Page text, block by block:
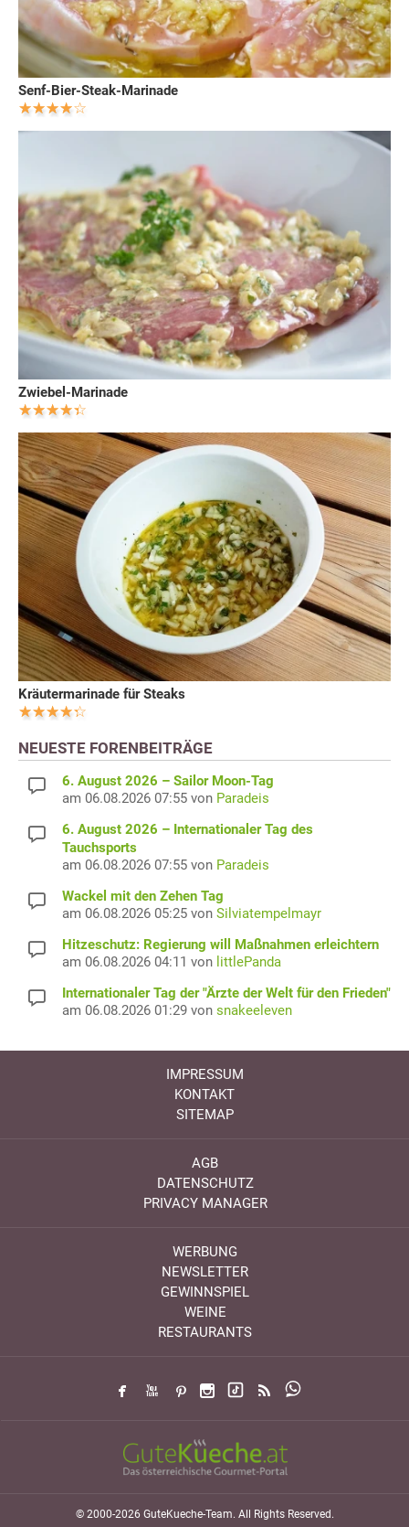
Senf-Bier-Steak-Marinade
Zwiebel-Marinade
Kräutermarinade für Steaks
NEUESTE FORENBEITRÄGE
6. August 2026 – Sailor Moon-Tag
am 06.08.2026 07:55 von Paradeis
6. August 2026 – Internationaler Tag des
Tauchsports
am 06.08.2026 07:55 von Paradeis
Wackel mit den Zehen Tag
am 06.08.2026 05:25 von Silviatempelmayr
Hitzeschutz: Regierung will Maßnahmen erleichtern
am 06.08.2026 04:11 von littlePanda
Internationaler Tag der "Ärzte der Welt für den Frieden"
am 06.08.2026 01:29 von snakeeleven
IMPRESSUM
KONTAKT
SITEMAP
AGB
DATENSCHUTZ
PRIVACY MANAGER
WERBUNG
NEWSLETTER
GEWINNSPIEL
WEINE
RESTAURANTS
© 2000-2026 GuteKueche-Team. All Rights Reserved.